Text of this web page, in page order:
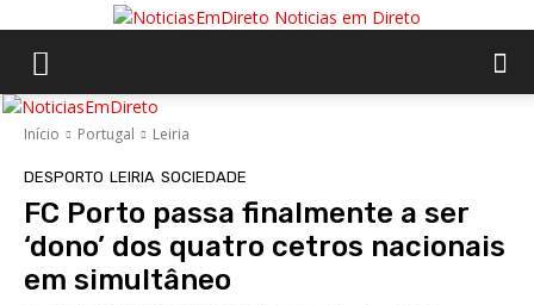
Noticias em Direto
Início Portugal Leiria
DESPORTO LEIRIA SOCIEDADE
FC Porto passa finalmente a ser
‘dono’ dos quatro cetros nacionais
em simultâneo